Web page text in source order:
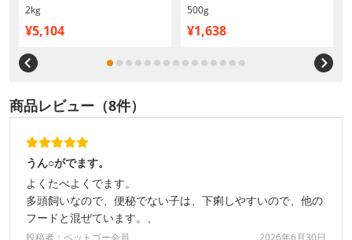
2kg
¥5,104
500g
¥1,638
商品レビュー（8件）
うん○がでます。
よくたべよくでます。
多頭飼いなので、便秘でない子は、下痢しやすいので、他の
フードと混ぜています。、